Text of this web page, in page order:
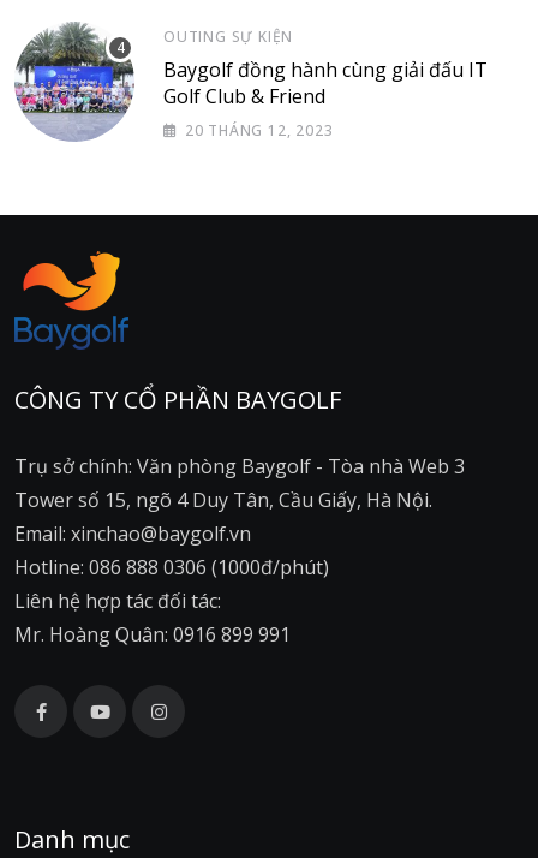
OUTING SỰ KIỆN
Baygolf đồng hành cùng giải đấu IT
Golf Club & Friend
20 THÁNG 12, 2023
CÔNG TY CỔ PHẦN BAYGOLF
Trụ sở chính: Văn phòng Baygolf - Tòa nhà Web 3
Tower số 15, ngõ 4 Duy Tân, Cầu Giấy, Hà Nội.
Email: xinchao@baygolf.vn
Hotline: 086 888 0306 (1000đ/phút)
Liên hệ hợp tác đối tác:
Mr. Hoàng Quân: 0916 899 991
Danh mục